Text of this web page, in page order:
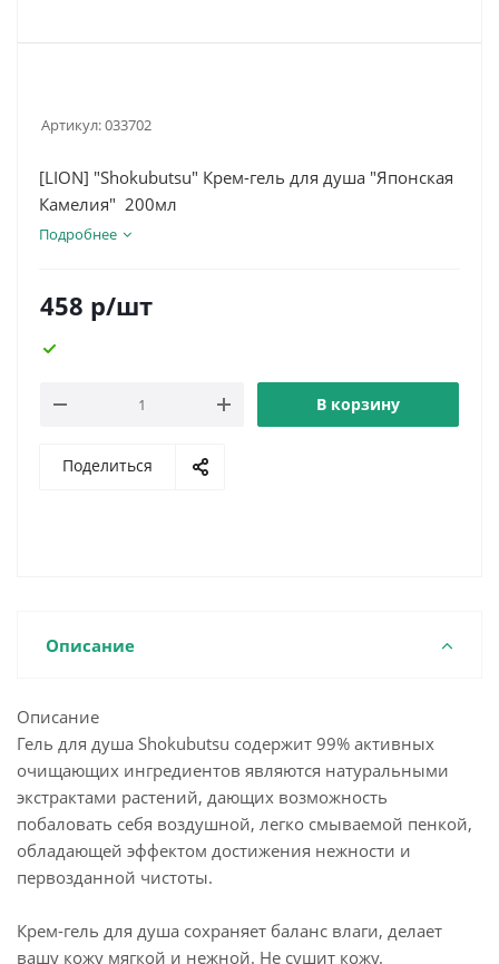
Артикул:033702
[LION] "Shokubutsu" Крем-гель для душа "Японская
Камелия" 200мл
Подробнее
458 р/шт
В корзину
Поделиться
Описание
Описание
Гель для душа Shokubutsu содержит 99% активных
очищающих ингредиентов являются натуральными
экстрактами растений, дающих возможность
побаловать себя воздушной, легко смываемой пенкой,
обладающей эффектом достижения нежности и
первозданной чистоты.
Крем-гель для душа сохраняет баланс влаги, делает
вашу кожу мягкой и нежной. Не сушит кожу.